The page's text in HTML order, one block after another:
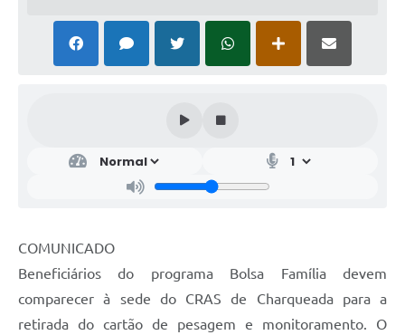
COMUNICADO
Beneficiários do programa Bolsa Família devem
comparecer à sede do CRAS de Charqueada para a
retirada do cartão de pesagem e monitoramento. O